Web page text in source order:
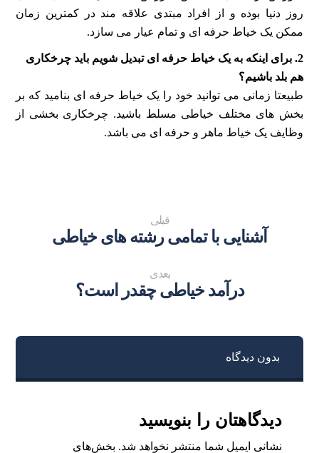
روز دنیا بوده و از افراد مبتدی علاقه مند در کمترین زمان
ممکن یک خیاط حرفه ای و تمام عیار می سازد.
2. برای اینکه به یک خیاط حرفه ای تبدیل شویم باید چرخکاری
هم بلد باشیم؟
طبیعتا زمانی می توانید خود را یک خیاط حرفه ای بنامید که بر
بخش های مختلف خیاطی مسلط باشید. چرخکاری بخشی از
وظایف یک خیاط ماهر و حرفه ای می باشد.
قبلی
آشنایی با تمامی رشته های خیاطی
بعدی
درآمد خیاطی چقدر است؟
بدون دیدگاه
دیدگاهتان را بنویسید
نشانی ایمیل شما منتشر نخواهد شد. بخش‌های